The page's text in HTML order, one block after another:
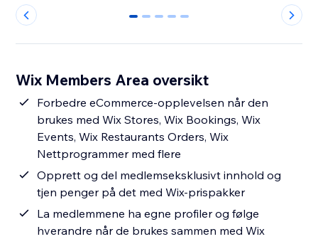
0 1 2 3 4
Wix Members Area oversikt
Forbedre eCommerce-opplevelsen når den
brukes med Wix Stores, Wix Bookings, Wix
Events, Wix Restaurants Orders, Wix
Nettprogrammer med flere
Opprett og del medlemseksklusivt innhold og
tjen penger på det med Wix-prispakker
La medlemmene ha egne profiler og følge
hverandre når de brukes sammen med Wix